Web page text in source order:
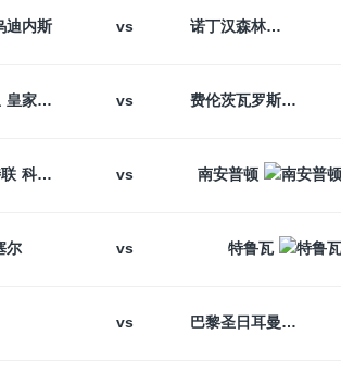
迪内斯 vs 诺丁汉森林
皇家马德里 vs 费伦茨瓦罗斯
科尔切斯特联 vs 南安普顿
尔 vs 特鲁瓦
vs 巴黎圣日耳曼